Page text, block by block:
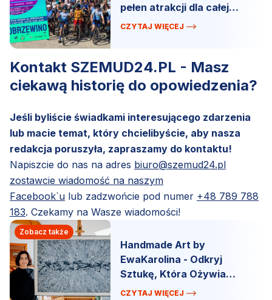
pełen atrakcji dla całej
rodziny!
CZYTAJ WIĘCEJ
Kontakt SZEMUD24.PL - Masz
ciekawą historię do opowiedzenia?
Jeśli byliście świadkami interesującego zdarzenia
lub macie temat, który chcielibyście, aby nasza
redakcja poruszyła, zapraszamy do kontaktu!
Napiszcie do nas na adres biuro@szemud24.pl
zostawcie wiadomość na naszym
Facebook`u lub zadzwońcie pod numer +48 789 788
183. Czekamy na Wasze wiadomości!
Zobacz także
Handmade Art by
EwaKarolina - Odkryj
Sztukę, Która Ożywia
Przestrzeń!
CZYTAJ WIĘCEJ